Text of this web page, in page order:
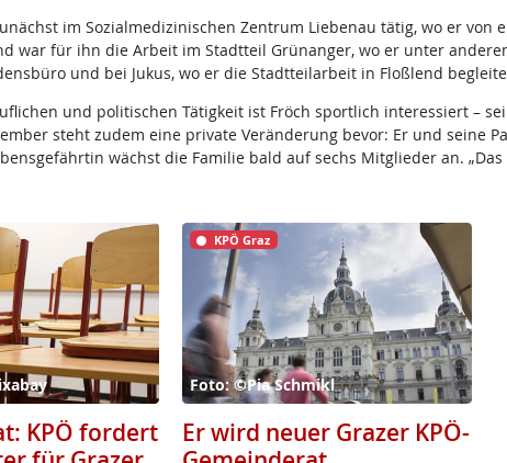
im Sozialmedizinischen Zentrum Liebenau tätig, wo er
war für ihn die Arbeit im Stadtteil Grünanger, wo er unter
und bei Jukus, wo er die Stadtteilarbeit in Floßlend
und politischen Tätigkeit ist Fröch sportlich interessiert –
steht zudem eine private Veränderung bevor: Er und seine
wächst die Familie bald auf sechs Mitglieder an.
KPÖ fordert
KPÖ Graz
Foto: ©Pia Schmikl
Er wird neuer Grazer KPÖ-